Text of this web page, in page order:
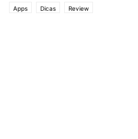
Apps Dicas Review